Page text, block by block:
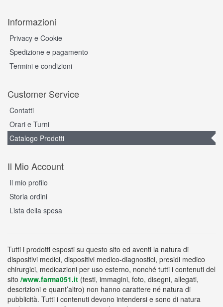
Informazioni
Privacy e Cookie
Spedizione e pagamento
Termini e condizioni
Customer Service
Contatti
Orari e Turni
Catalogo Prodotti
Il Mio Account
Il mio profilo
Storia ordini
Lista della spesa
Tutti i prodotti esposti su questo sito ed aventi la natura di
dispositivi medici, dispositivi medico-diagnostici, presidi medico
chirurgici, medicazioni per uso esterno, nonché tutti i contenuti del
sito /www.farma051.it (testi, immagini, foto, disegni, allegati,
descrizioni e quant’altro) non hanno carattere né natura di
pubblicità. Tutti i contenuti devono intendersi e sono di natura